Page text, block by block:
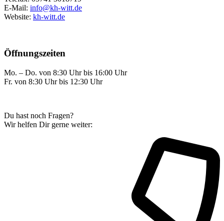
E-Mail: info@kh-witt.de
Website: kh-witt.de
Öffnungszeiten
Mo. – Do. von 8:30 Uhr bis 16:00 Uhr
Fr. von 8:30 Uhr bis 12:30 Uhr
Du hast noch Fragen?
Wir helfen Dir gerne weiter: